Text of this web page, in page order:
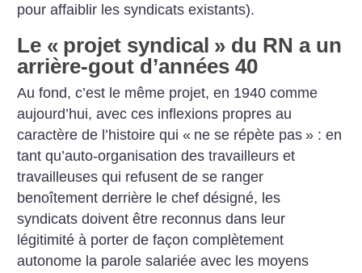
pour affaiblir les syndicats existants).
Le « projet syndical » du RN a un
arrière-gout d’années 40
Au fond, c’est le même projet, en 1940 comme
aujourd’hui, avec ces inflexions propres au
caractère de l’histoire qui « ne se répète pas » : en
tant qu’auto-organisation des travailleurs et
travailleuses qui refusent de se ranger
benoîtement derrière le chef désigné, les
syndicats doivent être reconnus dans leur
légitimité à porter de façon complètement
autonome la parole salariée avec les moyens